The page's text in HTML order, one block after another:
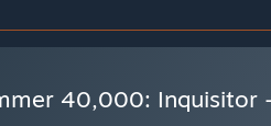
40,000: Inquisitor